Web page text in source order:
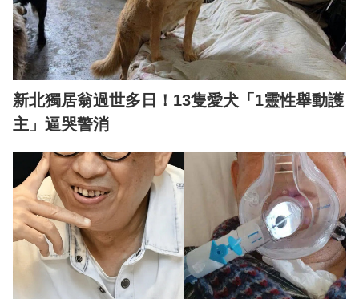
新北獨居翁過世多日！13隻愛犬「1靈性舉動護
主」逼哭警消